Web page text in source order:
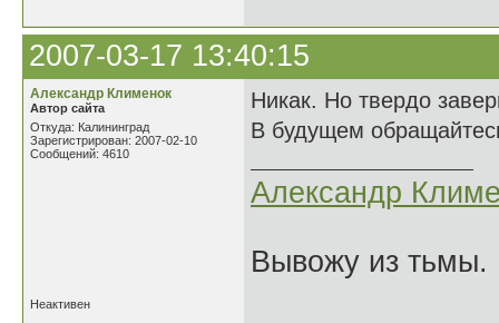
2007-03-17 13:40:15
Александр Клименок
Автор сайта
Откуда: Калининград
Зарегистрирован: 2007-02-10
Сообщений: 4610
Никак. Но твердо
В будущем
Александр
Вывожу из тьмы.
Неактивен